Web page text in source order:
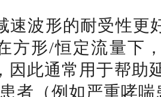
速波形的耐受性更
方形/恒定流量下
因此通常用于帮助
者（例如严重哮